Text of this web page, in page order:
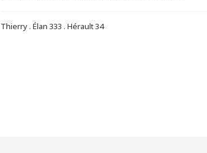
Thierry . Élan 333 . Hérault 34